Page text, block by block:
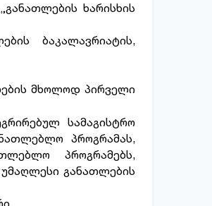
ხარისხის
ბაკალავრიატის,
მხოლოდ პირველი
სამაგისტრო
პროგრამას,
პროგრამებს,
განათლების